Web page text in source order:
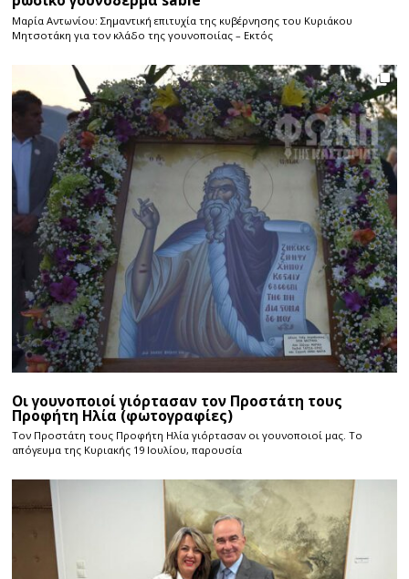
Μαρία Αντωνίου: Σημαντική επιτυχία της κυβέρνησης του Κυριάκου
Μητσοτάκη για τον κλάδο της γουνοποιίας – Εκτός
Οι γουνοποιοί γιόρτασαν τον Προστάτη τους
Προφήτη Ηλία (φωτογραφίες)
Τον Προστάτη τους Προφήτη Ηλία γιόρτασαν οι γουνοποιοί μας. Το
απόγευμα της Κυριακής 19 Ιουλίου, παρουσία